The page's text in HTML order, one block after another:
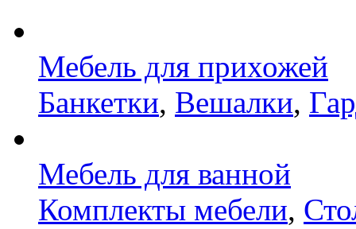
Мебель для прихожей
Банкетки, Вешалки,
Мебель для ванной
Комплекты мебели,